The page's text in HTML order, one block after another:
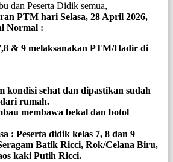
dan Peserta Didik semua,
PTM hari Selasa, 28 April 2026,
Normal :
& 9 melaksanakan PTM/Hadir di
kondisi sehat dan dipastikan sudah
rumah.
membawa bekal dan botol
: Peserta didik kelas 7, 8 dan 9
Batik Ricci, Rok/Celana Biru,
kaki Putih Ricci.